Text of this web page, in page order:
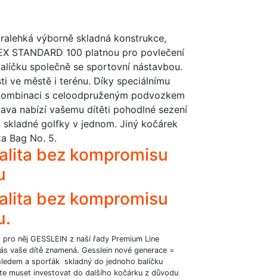
výborně skladná konstrukce,
STANDARD 100 platnou pro povlečení
společně se sportovní nástavbou.
ve městě i terénu. Díky speciálnímu
s celoodpruženým podvozkem
nabízí vašemu dítěti pohodlné sezení
golfky v jednom. Jiný kočárek
Bag No. 5.
bez kompromisu
bez kompromisu
něj GESSLEIN z naší řady Premium Line
vaše dítě znamená. Gesslein nové generace =
a sporťák skladný do jednoho balíčku
muset investovat do dalšího kočárku z důvodu